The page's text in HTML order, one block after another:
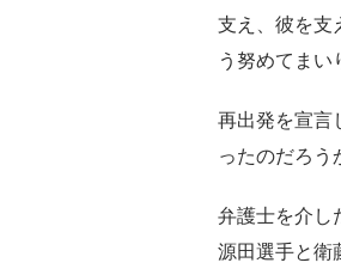
支え、彼を支
う努めてまい
再出発を宣言
ったのだろう
弁護士を介し
源田選手と衛